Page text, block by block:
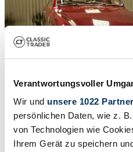
Verantwortungsvoller
Wir und unsere 1022 Partner
persönlichen Daten, wie z.
von Technologien wie
Ihrem Gerät zu speichern
1990 | Sebring TMX